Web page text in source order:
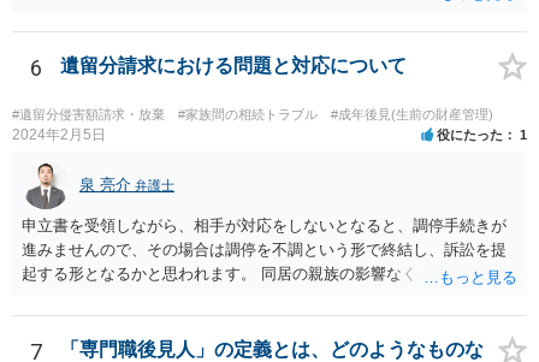
立て、お母さんに特別代理人をつけるという方法も考えられますが、
遺産分割だけでなく、その後の取得した遺産の管理もありますので
遺産分割審判や遺産分割調停を申し立て、お母さんに特別代理人をつ
けるということでは解決できなさそうなので 後見人をつけるよう求め
られると思います。 弁護士に面談で相談された方がよいと思いま
6 遺留分請求における問題と対応について
#遺留分侵害額請求・放棄 #家族間の相続トラブル #成年後見(生前の財産管理)
2024年2月5日 役にたった 1
泉 亮介 弁護士
申立書を受領しながら、相手が対応をしないとなると、調停手続きが
進みませんので、その場合は調停を不調という形で終結し、訴訟を提
起する形となるかと思われます。 同居の親族の影響なく、というのは
め、後からひっくり返すということは難しくなってくるかと思われま
す。 公開相談の場でのご相談については、どうしても限界が出てしま
7
「専門職後見人」の定義とは、どのようなものな